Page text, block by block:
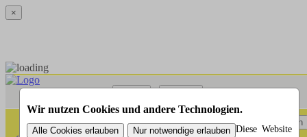
×
Wir nutzen Cookies und andere Technologien.
Diese Website
Menü Suchen
Menü Suchen